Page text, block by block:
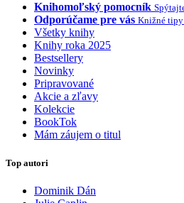
Knihomoľský pomocník
Odporúčame pre vás Knižné tipy
Všetky knihy
Knihy roka 2025
Bestsellery
Novinky
Pripravované
Akcie a zľavy
Kolekcie
BookTok
Mám záujem o titul
Top autori
Dominik Dán